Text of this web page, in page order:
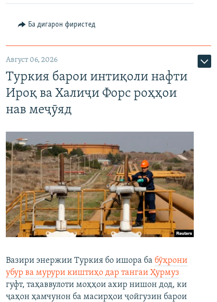
Ба дигарон фиристед
Август 06, 2026
Туркия барои интиқоли нафти
Ироқ ва Халиҷи Форс роҳҳои
нав меҷӯяд
Вазири энержии Туркия бо ишора ба бӯҳрони
убур ва мурури киштиҳо дар тангаи Ҳурмуз
гуфт, таҳаввулоти моҳҳои ахир нишон дод, ки
ҷаҳон ҳамчунон ба масирҳои ҷойгузин барои